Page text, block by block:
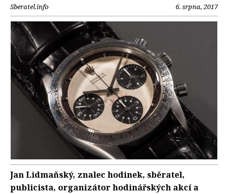
Sberatel.info 6. srpna, 2017
Jan Lidmaňský, znalec hodinek, sběratel,
publicista, organizátor hodinářských akcí a